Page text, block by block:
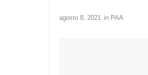
agosto 8, 2021 in PAA